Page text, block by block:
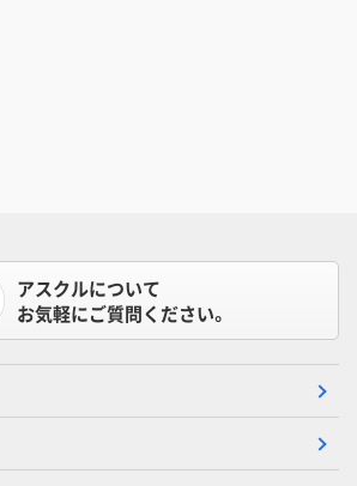
アスクルについて
お気軽にご質問ください。